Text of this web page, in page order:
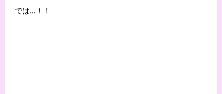
では…！！